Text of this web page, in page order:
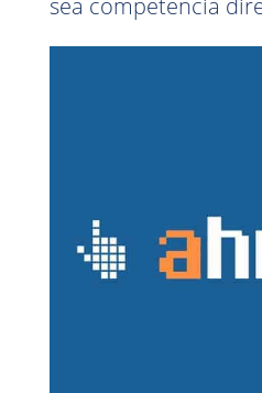
sea competencia